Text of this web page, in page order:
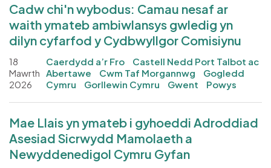
Cadw chi'n wybodus: Camau nesaf ar
waith ymateb ambiwlansys gwledig yn
dilyn cyfarfod y Cydbwyllgor Comisiynu
18
Mawrth
2026
Caerdydd a’r Fro
Castell Nedd Port Talbot ac
Abertawe
Cwm Taf Morgannwg
Gogledd
Cymru
Gorllewin Cymru Gwent Powys
Mae Llais yn ymateb i gyhoeddi Adroddiad
Asesiad Sicrwydd Mamolaeth a
Newyddenedigol Cymru Gyfan